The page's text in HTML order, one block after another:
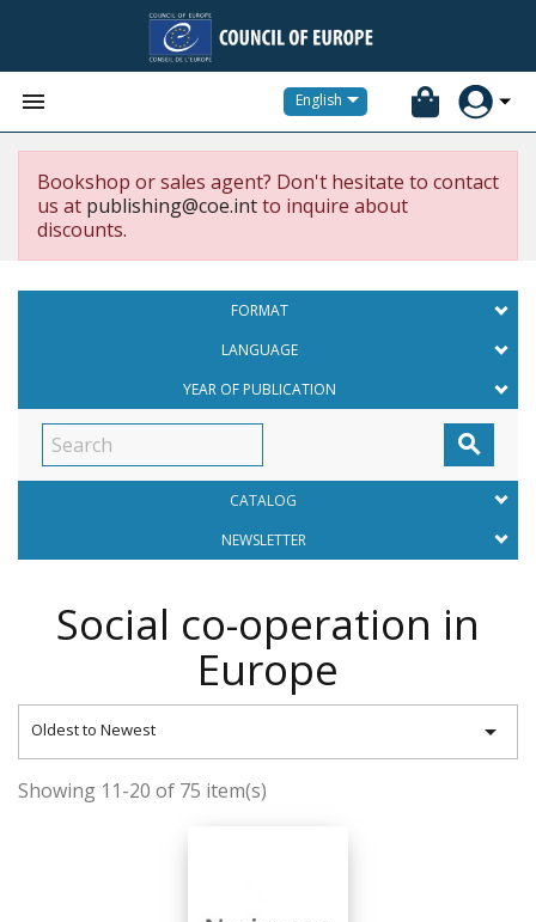
 English
Bookshop or sales agent? Don't hesitate to contact
us at publishing@coe.intto inquire about
discounts.
FORMAT
LANGUAGE
YEAR OF PUBLICATION

CATALOG
NEWSLETTER
Social co-operation in
Europe
Oldest to Newest 
Showing 11-20 of 75 item(s)